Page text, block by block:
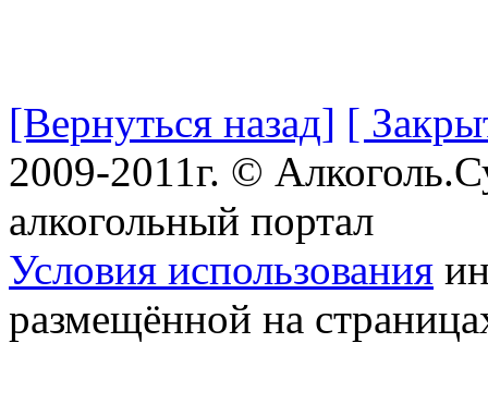
[Вернуться назад] [
2009-2011г. ©
алкогольный портал
Условия использования
размещённой на